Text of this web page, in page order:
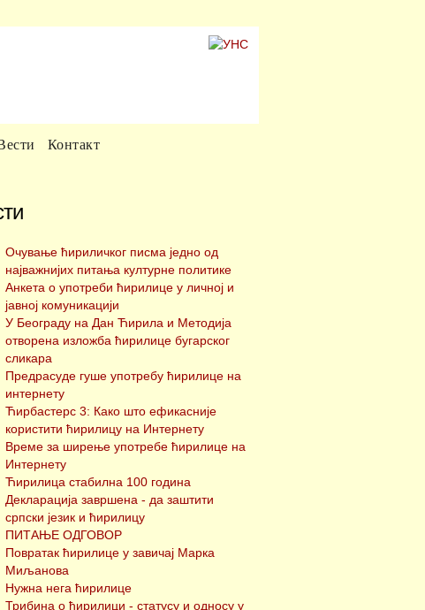
Контакт
Очување ћириличког писма једно од
најважнијих питања културне политике
Анкета о употреби ћирилице у личној и
јавној комуникацији
У Београду на Дан Ћирила и Методија
отворена изложба ћирилице бугарског
сликара
Предрасуде гуше употребу ћирилице на
интернету
Ћирбастерс 3: Како што ефикасније
користити ћирилицу на Интернету
Време за ширење употребе ћирилице на
Интернету
Ћирилица стабилна 100 година
Декларација завршена - да заштити
српски језик и ћирилицу
ПИТАЊЕ ОДГОВОР
Повратак ћирилице у завичај Марка
Миљанова
Нужна нега ћирилице
Трибина о ћирилици - статусу и односу у